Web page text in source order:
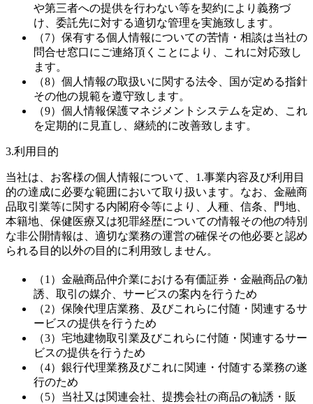
や第三者への提供を行わない等を契約により義務づ
け、委託先に対する適切な管理を実施致します。
（7）保有する個人情報についての苦情・相談は当社の
問合せ窓口にご連絡頂くことにより、これに対応致し
ます。
（8）個人情報の取扱いに関する法令、国が定める指針
その他の規範を遵守致します。
（9）個人情報保護マネジメントシステムを定め、これ
を定期的に見直し、継続的に改善致します。
3.利用目的
当社は、お客様の個人情報について、1.事業内容及び利用目
的の達成に必要な範囲において取り扱います。なお、金融商
品取引業等に関する内閣府令等により、人種、信条、門地、
本籍地、保健医療又は犯罪経歴についての情報その他の特別
な非公開情報は、適切な業務の運営の確保その他必要と認め
られる目的以外の目的に利用致しません。
（1）金融商品仲介業における有価証券・金融商品の勧
誘、取引の媒介、サービスの案内を行うため
（2）保険代理店業務、及びこれらに付随・関連するサ
ービスの提供を行うため
（3）宅地建物取引業及びこれらに付随・関連するサー
ビスの提供を行うため
（4）銀行代理業務及びこれに関連・付随する業務の遂
行のため
（5）当社又は関連会社、提携会社の商品の勧誘・販